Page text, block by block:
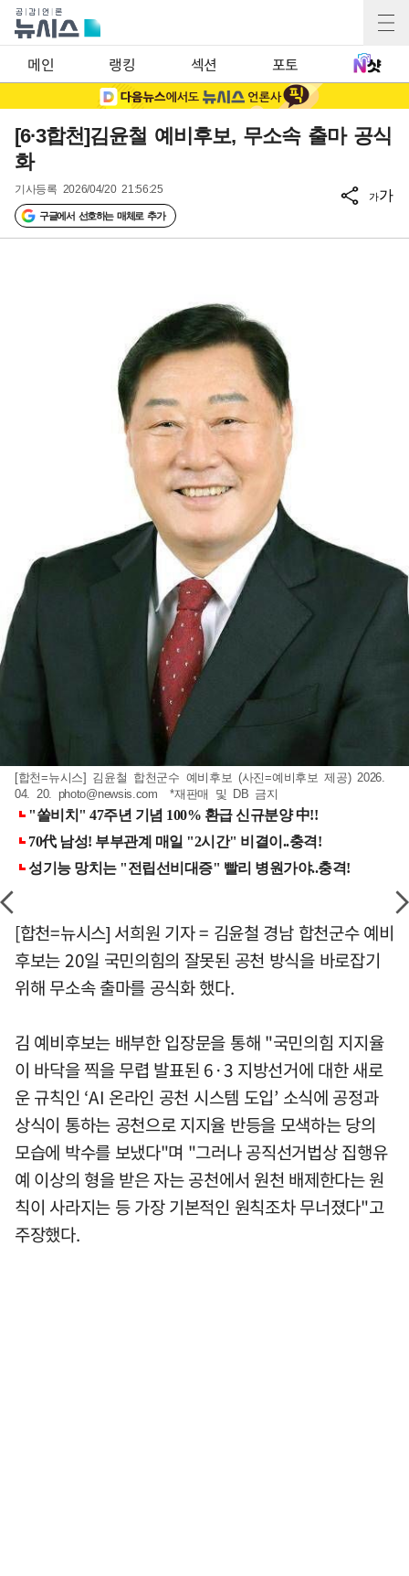
메인 랭킹 섹션 포토
[6·3합천]김윤철 예비후보, 무소속 출마 공식
화
기사등록 2026/04/20 21:56:25
구글에서 선호하는 매체로 추가
가가
[합천=뉴시스] 김윤철 합천군수 예비후보 (사진=예비후보 제공) 2026.
04. 20. photo@newsis.com *재판매 및 DB 금지
[합천=뉴시스] 서희원 기자 = 김윤철 경남 합천군수 예비
후보는 20일 국민의힘의 잘못된 공천 방식을 바로잡기
위해 무소속 출마를 공식화 했다.
김 예비후보는 배부한 입장문을 통해 "국민의힘 지지율
이 바닥을 찍을 무렵 발표된 6·3 지방선거에 대한 새로
운 규칙인 ‘AI 온라인 공천 시스템 도입’ 소식에 공정과
상식이 통하는 공천으로 지지율 반등을 모색하는 당의
모습에 박수를 보냈다"며 "그러나 공직선거법상 집행유
예 이상의 형을 받은 자는 공천에서 원천 배제한다는 원
칙이 사라지는 등 가장 기본적인 원칙조차 무너졌다"고
주장했다.